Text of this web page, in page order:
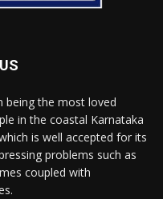
being the most loved
in the coastal Karnataka
is well accepted for its
problems such as
coupled with